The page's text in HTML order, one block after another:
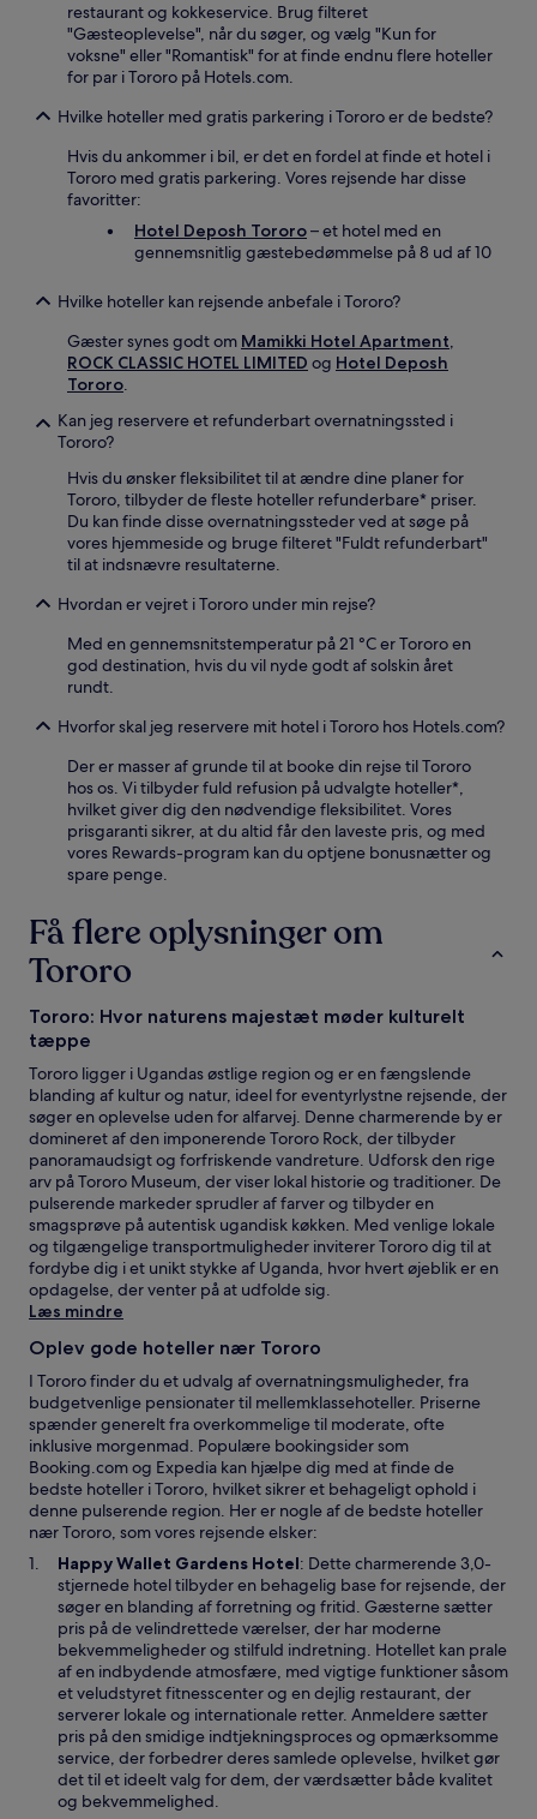
restaurant og kokkeservice. Brug filteret
"Gæsteoplevelse", når du søger, og vælg "Kun for
voksne" eller "Romantisk" for at finde endnu flere hoteller
for par i Tororo på Hotels.com.
Hvilke hoteller med gratis parkering i Tororo er de bedste?
Hvis du ankommer i bil, er det en fordel at finde et hotel i
Tororo med gratis parkering. Vores rejsende har disse
favoritter:
Hotel Deposh Tororo– et hotel med en
gennemsnitlig gæstebedømmelse på 8 ud af 10
Hvilke hoteller kan rejsende anbefale i Tororo?
Gæster synes godt om Mamikki Hotel Apartment,
ROCK CLASSIC HOTEL LIMITED og Hotel Deposh
Tororo.
Kan jeg reservere et refunderbart overnatningssted i
Tororo?
Hvis du ønsker fleksibilitet til at ændre dine planer for
Tororo, tilbyder de fleste hoteller refunderbare* priser.
Du kan finde disse overnatningssteder ved at søge på
vores hjemmeside og bruge filteret "Fuldt refunderbart"
til at indsnævre resultaterne.
Hvordan er vejret i Tororo under min rejse?
Med en gennemsnitstemperatur på 21 °C er Tororo en
god destination, hvis du vil nyde godt af solskin året
rundt.
Hvorfor skal jeg reservere mit hotel i Tororo hos Hotels.com?
Der er masser af grunde til at booke din rejse til Tororo
hos os. Vi tilbyder fuld refusion på udvalgte hoteller*,
hvilket giver dig den nødvendige fleksibilitet. Vores
prisgaranti sikrer, at du altid får den laveste pris, og med
vores Rewards-program kan du optjene bonusnætter og
spare penge.
Få flere oplysninger om
Tororo
Tororo: Hvor naturens majestæt møder kulturelt
tæppe
Tororo ligger i Ugandas østlige region og er en fængslende
blanding af kultur og natur, ideel for eventyrlystne rejsende, der
søger en oplevelse uden for alfarvej. Denne charmerende by er
domineret af den imponerende Tororo Rock, der tilbyder
panoramaudsigt og forfriskende vandreture. Udforsk den rige
arv på Tororo Museum, der viser lokal historie og traditioner. De
pulserende markeder sprudler af farver og tilbyder en
smagsprøve på autentisk ugandisk køkken. Med venlige lokale
og tilgængelige transportmuligheder inviterer Tororo dig til at
fordybe dig i et unikt stykke af Uganda, hvor hvert øjeblik er en
opdagelse, der venter på at udfolde sig.
Læs mindre
Oplev gode hoteller nær Tororo
I Tororo finder du et udvalg af overnatningsmuligheder, fra
budgetvenlige pensionater til mellemklassehoteller. Priserne
spænder generelt fra overkommelige til moderate, ofte
inklusive morgenmad. Populære bookingsider som
Booking.com og Expedia kan hjælpe dig med at finde de
bedste hoteller i Tororo, hvilket sikrer et behageligt ophold i
denne pulserende region. Her er nogle af de bedste hoteller
nær Tororo, som vores rejsende elsker:
Happy Wallet Gardens HotelÅ
b
n
e
r
i
e
t
n
y
t
: Dette charmerende 3,0-
stjernede hotel tilbyder en behagelig base for rejsende, der
søger en blanding af forretning og fritid. Gæsterne sætter
pris på de velindrettede værelser, der har moderne
bekvemmeligheder og stilfuld indretning. Hotellet kan prale
af en indbydende atmosfære, med vigtige funktioner såsom
et veludstyret fitnesscenter og en dejlig restaurant, der
serverer lokale og internationale retter. Anmeldere sætter
pris på den smidige indtjekningsproces og opmærksomme
service, der forbedrer deres samlede oplevelse, hvilket gør
det til et ideelt valg for dem, der værdsætter både kvalitet
og bekvemmelighed.